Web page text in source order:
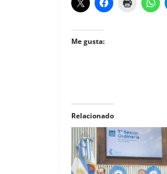
Me gusta:
Relacionado